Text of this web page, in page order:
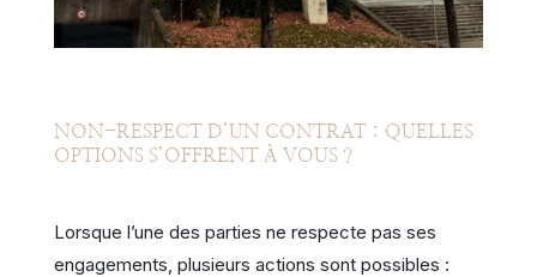
NON-RESPECT D’UN CONTRAT : QUELLES
OPTIONS S’OFFRENT À VOUS ?
Lorsque l’une des parties ne respecte pas ses
engagements, plusieurs actions sont possibles :